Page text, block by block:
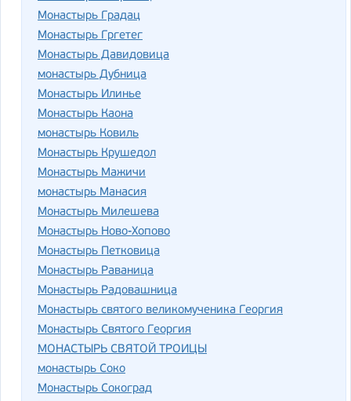
Монастырь Градац
Монастырь Гргетег
Монастырь Давидовица
монастырь Дубница
Монастырь Илинье
Монастырь Каона
монастырь Ковиль
Монастырь Крушедол
Монастырь Мажичи
монастырь Манасия
Монастырь Милешева
Монастырь Ново-Хопово
Монастырь Петковица
Монастырь Раваница
Монастырь Радовашница
Монастырь святого великомученика Георгия
Монастырь Святого Георгия
МОНАСТЫРЬ СВЯТОЙ ТРОИЦЫ
монастырь Соко
Монастырь Сокоград